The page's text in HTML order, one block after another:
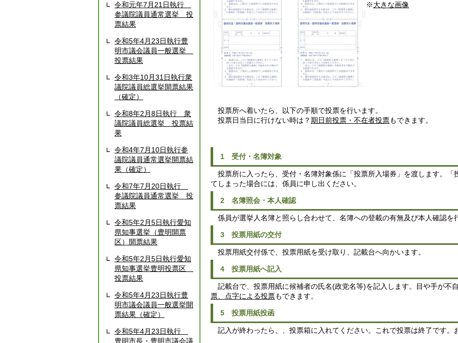
令和元年7月21日執行
参議院議員通常選挙 投
票結果
令和5年4月23日執行豊
明市議会議員一般選挙
投票結果
令和3年10月31日執行衆
議院議員総選挙開票結果
（確定）
令和8年2月8日執行 衆
議院議員総選挙 投票結
果
令和4年7月10日執行参
議院議員通常選挙開票結
果（確定）
令和7年7月20日執行
参議院議員通常選挙 投
票結果
令和5年2月5日執行愛知
県知事選挙（豊明開票
区）開票結果
令和5年2月5日執行愛知
県知事選挙豊明投票区
投票結果
令和5年4月23日執行豊
明市議会議員一般選挙開
票結果（確定）
令和5年4月23日執行
豊明市長・豊明市議会議
※大きな画像
投票所へ着いたら、以下の手順で投票を行います。
投票日当日に行けない時は？期日前投票・不在者投票もできます。
1 受付・名簿対象
投票所に入ったら、受付・名簿対象係に「投票所入場券」を渡します。「
てしまった場合には、係員に申し出ください。
2 名簿照会・本人確認
係員が選挙人名簿と照らし合わせて、名簿への登載の有無及び本人確認を
3 投票用紙の交付
投票用紙交付係で、投票用紙を受け取り、記載台へ向かいます。
4 投票用紙へ記入
記載台で、投票用紙に候補者の氏名(政党名等)を記入します。目や手が不
票、点字による投票もできます。
5 投票用紙投函
記入が終わったら、、投票箱に入れてください。これで投票は終了です。